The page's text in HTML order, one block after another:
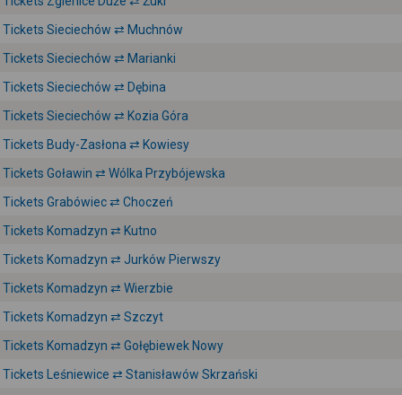
Tickets Sieciechów ⇄ Muchnów
Tickets Sieciechów ⇄ Marianki
Tickets Sieciechów ⇄ Dębina
Tickets Sieciechów ⇄ Kozia Góra
Tickets Budy-Zasłona ⇄ Kowiesy
Tickets Goławin ⇄ Wólka Przybójewska
Tickets Grabówiec ⇄ Choczeń
Tickets Komadzyn ⇄ Kutno
Tickets Komadzyn ⇄ Jurków Pierwszy
Tickets Komadzyn ⇄ Wierzbie
Tickets Komadzyn ⇄ Szczyt
Tickets Komadzyn ⇄ Gołębiewek Nowy
Tickets Leśniewice ⇄ Stanisławów Skrzański